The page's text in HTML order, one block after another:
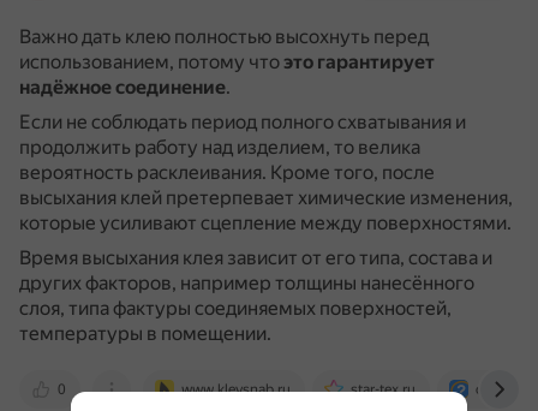
Важно дать клею полностью высохнуть перед
использованием, потому что это гарантирует
надёжное соединение.
Если не соблюдать период полного схватывания и
продолжить работу над изделием, то велика
вероятность расклеивания. Кроме того, после
высыхания клей претерпевает химические изменения,
которые усиливают сцепление между поверхностями.
Время высыхания клея зависит от его типа, состава и
других факторов, например толщины нанесённого
слоя, типа фактуры соединяемых поверхностей,
температуры в помещении.
0 www.kleysnab.ru star-tex.ru